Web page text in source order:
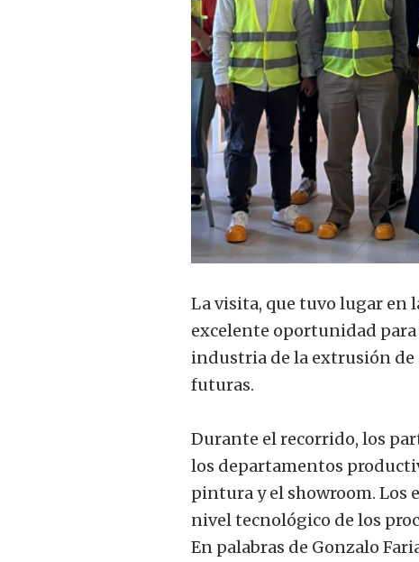
La visita, que tuvo lugar en
excelente oportunidad
industria de la extrusión de
futuras.
Durante el recorrido, los
los departamentos
pintura y el showroom. Los
nivel tecnológico de los
En palabras de Gonzalo